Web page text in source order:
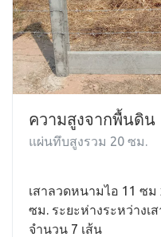
ความสูงจากพื้นดิน
แผ่นทึบสูงรวม 20 ซม.
เสาลวดหนามไอ 11 ซม
ซม. ระยะห่างระหว่างเ
จำนวน 7 เส้น